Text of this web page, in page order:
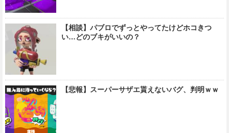
【相談】パブロでずっとやってたけどホコきつ
い…どのブキがいいの？
【悲報】スーパーサザエ貰えないバグ、判明ｗｗ